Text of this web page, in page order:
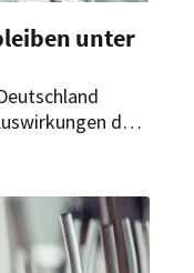
unter
der
ersten
aktuellen